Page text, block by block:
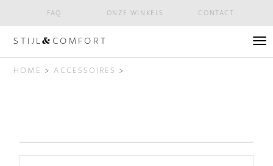
STIJL& COMFORT
FAQ ONZE WINKELS CONTACT
HOME >ACCESSOIRES >